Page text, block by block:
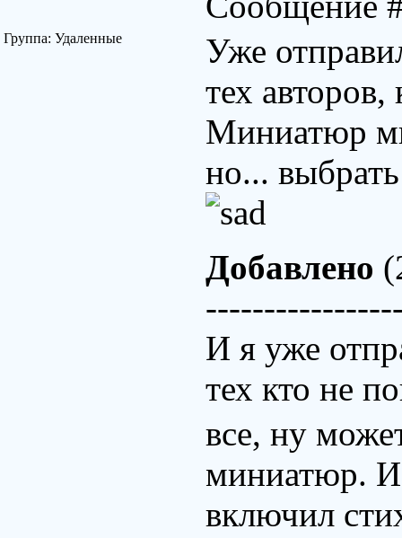
Группа: Удаленные
Уже
тех
Миниатюр
но...
Добавлено
И я уже
тех кто не
все, ну
миниатюр. И
включил